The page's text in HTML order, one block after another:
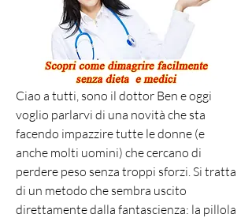
Ciao a tutti, sono il dottor Ben e oggi
voglio parlarvi di una novità che sta
facendo impazzire tutte le donne (e
anche molti uomini) che cercano di
perdere peso senza troppi sforzi. Si tratta
di un metodo che sembra uscito
direttamente dalla fantascienza: la pillola